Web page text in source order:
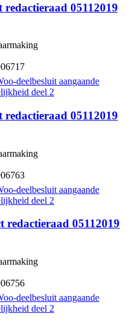
05112019
deelbesluit aangaande
deel 2
05112019
deelbesluit aangaande
deel 2
redactieraad 05112019
deelbesluit aangaande
deel 2